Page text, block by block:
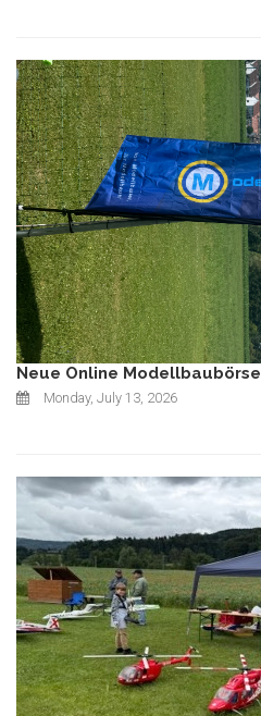
Neue Online Modellbaubörse
Monday, July 13, 2026